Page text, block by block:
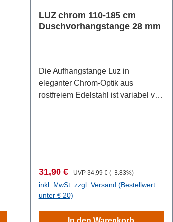
LUZ chrom 110-185 cm
Duschvorhangstange 28 mm
Die Aufhangstange Luz in
eleganter Chrom-Optik aus
rostfreiem Edelstahl ist variabel von
Duschstange für Vorhänge den
notwendigen Halt. Der
Rohrdurchmesser von 2,8 cm hält
Verkaufspreis:
31,90 € UVP Regulärer Preis:
34,99 € (- 8.83%)
inkl. MwSt. zzgl. Versand (Bestellwert
unter € 20)
In den Warenkorb